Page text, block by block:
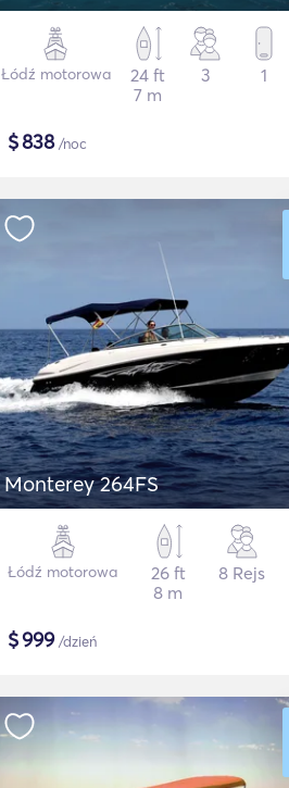
Łódź motorowa
24 ft
7 m
3 1
$838/noc
Monterey 264FS
Łódź motorowa
26 ft
8 m
8 Rejs
$999/dzień